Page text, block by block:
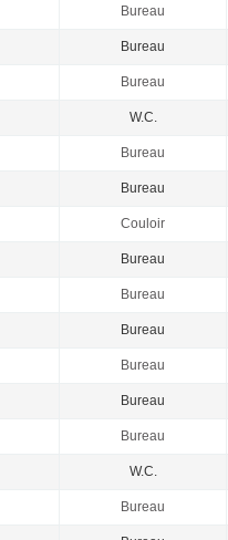
Bureau
Bureau
Bureau
W.C.
Bureau
Bureau
Couloir
Bureau
Bureau
Bureau
Bureau
Bureau
Bureau
W.C.
Bureau